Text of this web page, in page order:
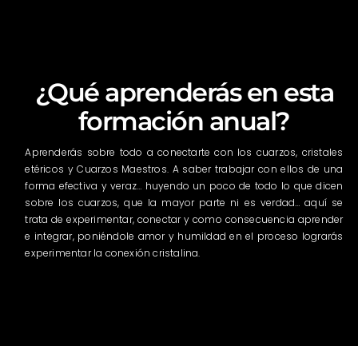
¿Qué aprenderás en esta
formación anual?
Aprenderás sobre todo a conectarte con los cuarzos, cristales
etéricos y Cuarzos Maestros. A saber trabajar con ellos de una
forma efectiva y veraz… huyendo un poco de todo lo que dicen
sobre los cuarzos, que la mayor parte ni es verdad… aquí se
trata de experimentar, conectar y como consecuencia aprender
e integrar, poniéndole amor y humildad en el proceso lograrás
experimentar la conexión cristalina.